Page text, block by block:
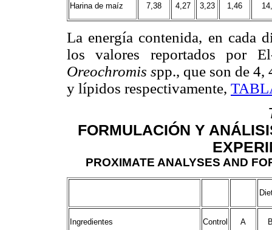
Harina de maíz 7,38 4,27 3,23 1,46
La energía contenida, en cada
los valores reportados por
Oreochromis spp., que son de 4,
y lípidos respectivamente,
FORMULACIÓN Y
PROXIMATE ANALYSES AND
Ingredientes Control A